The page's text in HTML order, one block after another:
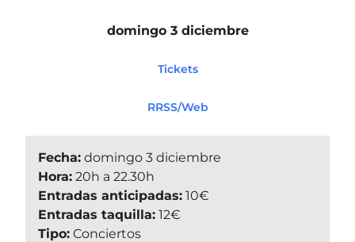
domingo 3 diciembre
Tickets
RRSS/Web
Fecha: domingo 3 diciembre
Hora: 20h a 22.30h
Entradas anticipadas: 10€
Entradas taquilla: 12€
Tipo: Conciertos